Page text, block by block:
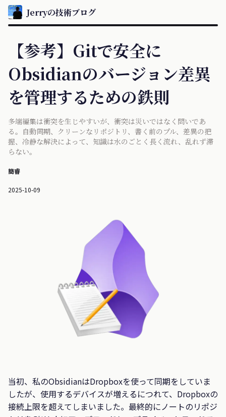
Jerryの技術ブログ
【参考】Gitで安全に
Obsidianのバージョン差異
を管理するための鉄則
多端編集は衝突を生じやすいが、衝突は災いではなく問いであ
る。自動同期、クリーンなリポジトリ、書く前のプル、差異の把
握、冷静な解決によって、知識は水のごとく長く流れ、乱れず滞
らない。
簡睿
2025-10-09
当初、私のObsidianはDropboxを使って同期をしていま
したが、使用するデバイスが増えるにつれて、Dropboxの
接続上限を超えてしまいました。最終的にノートのリポジ